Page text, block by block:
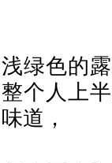
浅绿色的
整个人上
味道，